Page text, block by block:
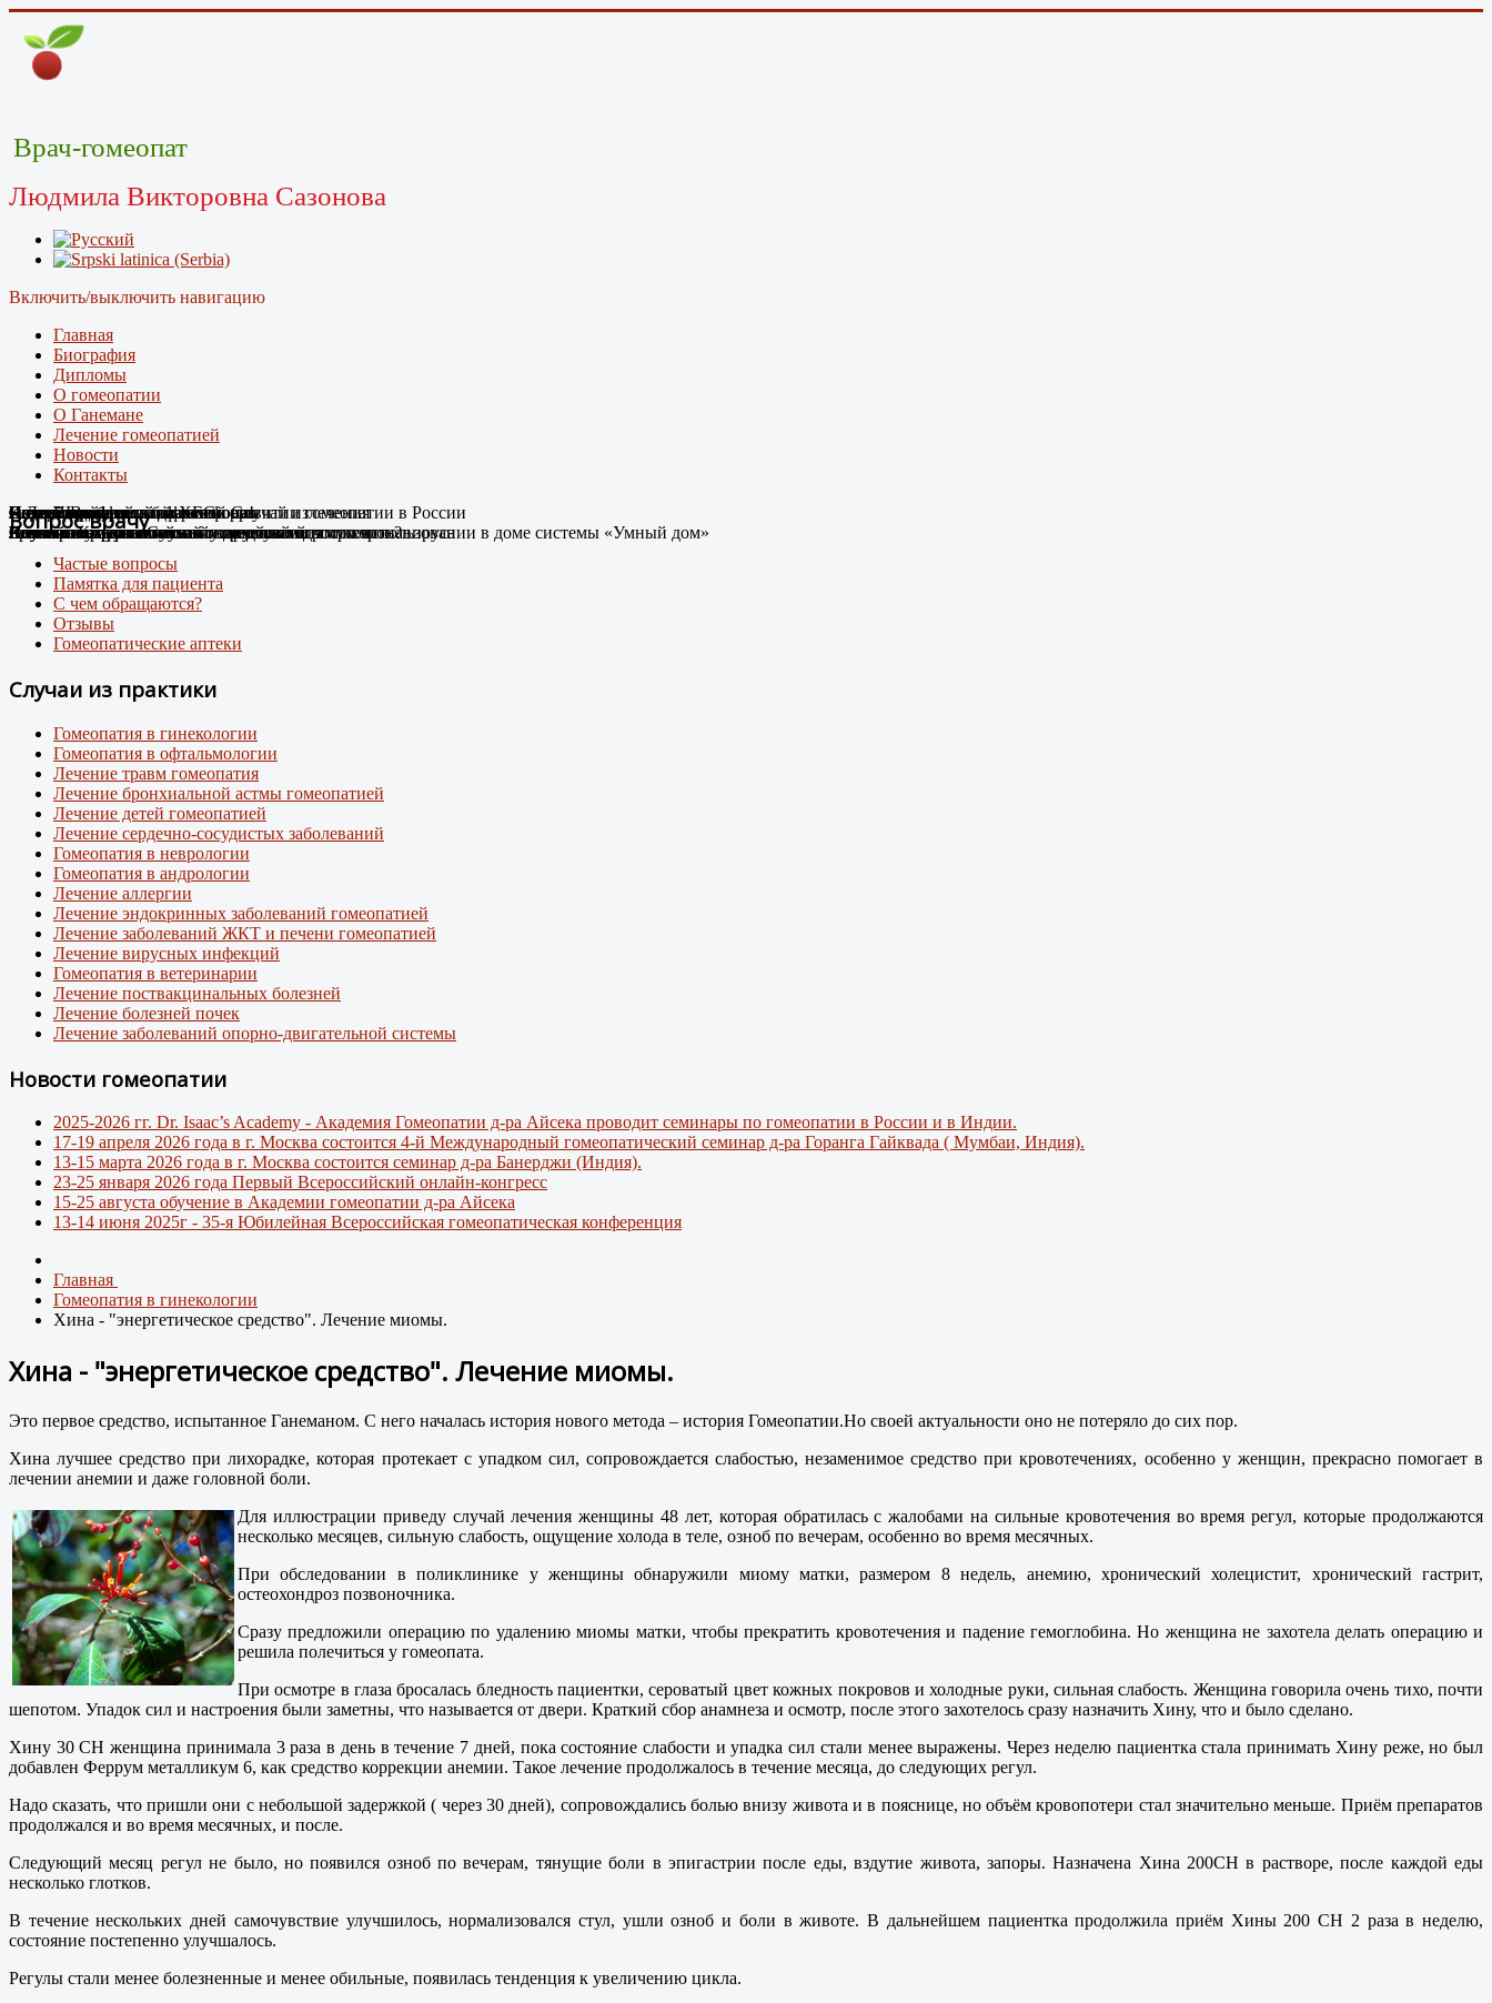
Врач-гомеопат
Людмила Викторовна Сазонова
Включить/выключить навигацию
Главная
Биография
Дипломы
О гомеопатии
О Ганемане
Лечение гомеопатией
Новости
Контакты
Случай Вай-фай
Человек-антенна. Случай излечения.
Я не могу дышать без телефона!
Случай из практики
Новые препараты цифровой эры
Появились случаи плохого самочувствия при использовании в доме системы «Умный дом»
Лечение цифровой зависимости
про игровую зависимость у детей и подростков
К Дню гомеопатии: факты о развитии гомеопатии в России
Остеоартроз.
Случай из практики.
Соли Шюсслера
Какими гомеопатическими средствами что лечить?
Склероатрофический лихен. Случай излечения
Лечение Крауроза вульвы гомеопатией
Случай диабета
Лечение гомеопатией
Новый штамм ковида ХЕС.
Внимание: пришел новый вирусный штамм коронавируса
Вопрос врачу
Частые вопросы
Памятка для пациента
С чем обращаются?
Отзывы
Гомеопатические аптеки
Случаи из практики
Гомеопатия в гинекологии
Гомеопатия в офтальмологии
Лечение травм гомеопатия
Лечение бронхиальной астмы гомеопатией
Лечение детей гомеопатией
Лечение сердечно-сосудистых заболеваний
Гомеопатия в неврологии
Гомеопатия в андрологии
Лечение аллергии
Лечение эндокринных заболеваний гомеопатией
Лечение заболеваний ЖКТ и печени гомеопатией
Лечение вирусных инфекций
Гомеопатия в ветеринарии
Лечение поствакцинальных болезней
Лечение болезней почек
Лечение заболеваний опорно-двигательной системы
Новости гомеопатии
2025-2026 гг. Dr. Isaac’s Academy - Академия Гомеопатии д-ра Айсека проводит семинары по гомеопатии в России и в Индии.
17-19 апреля 2026 года в г. Москва состоится 4-й Международный гомеопатический семинар д-ра Горанга Гайквада ( Мумбаи, Индия).
13-15 марта 2026 года в г. Москва состоится семинар д-ра Банерджи (Индия).
23-25 января 2026 года Первый Всероссийский онлайн-конгресс
15-25 августа обучение в Академии гомеопатии д-ра Айсека
13-14 июня 2025г - 35-я Юбилейная Всероссийская гомеопатическая конференция
Главная
Гомеопатия в гинекологии
Хина - "энергетическое средство". Лечение миомы.
Хина - "энергетическое средство". Лечение миомы.
Это первое средство, испытанное Ганеманом. С него началась история нового метода – история Гомеопатии.Но своей актуальности оно не потеряло до сих пор.
Хина лучшее средство при лихорадке, которая протекает с упадком сил, сопровождается слабостью, незаменимое средство при кровотечениях, особенно у женщин, прекрасно помогает в
лечении анемии и даже головной боли.
Для иллюстрации приведу случай лечения женщины 48 лет, которая обратилась с жалобами на сильные кровотечения во время регул, которые продолжаются
несколько месяцев, сильную слабость, ощущение холода в теле, озноб по вечерам, особенно во время месячных.
При обследовании в поликлинике у женщины обнаружили миому матки, размером 8 недель, анемию, хронический холецистит, хронический гастрит,
остеохондроз позвоночника.
Сразу предложили операцию по удалению миомы матки, чтобы прекратить кровотечения и падение гемоглобина. Но женщина не захотела делать операцию и
решила полечиться у гомеопата.
При осмотре в глаза бросалась бледность пациентки, сероватый цвет кожных покровов и холодные руки, сильная слабость. Женщина говорила очень тихо, почти
шепотом. Упадок сил и настроения были заметны, что называется от двери. Краткий сбор анамнеза и осмотр, после этого захотелось сразу назначить Хину, что и было сделано.
Хину 30 СН женщина принимала 3 раза в день в течение 7 дней, пока состояние слабости и упадка сил стали менее выражены. Через неделю пациентка стала принимать Хину реже, но был
добавлен Феррум металликум 6, как средство коррекции анемии. Такое лечение продолжалось в течение месяца, до следующих регул.
Надо сказать, что пришли они с небольшой задержкой ( через 30 дней), сопровождались болью внизу живота и в пояснице, но объём кровопотери стал значительно меньше. Приём препаратов
продолжался и во время месячных, и после.
Следующий месяц регул не было, но появился озноб по вечерам, тянущие боли в эпигастрии после еды, вздутие живота, запоры. Назначена Хина 200СН в растворе, после каждой еды
несколько глотков.
В течение нескольких дней самочувствие улучшилось, нормализовался стул, ушли озноб и боли в животе. В дальнейшем пациентка продолжила приём Хины 200 СН 2 раза в неделю,
состояние постепенно улучшалось.
Регулы стали менее болезненные и менее обильные, появилась тенденция к увеличению цикла.